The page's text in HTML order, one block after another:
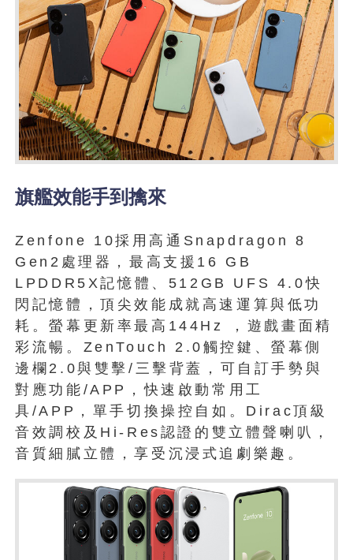
旗艦效能手到擒來
Zenfone 10採用高通Snapdragon 8
Gen2處理器，最高支援16 GB
LPDDR5X記憶體、512GB UFS 4.0快
閃記憶體，頂尖效能成就高速運算與低功
耗。螢幕更新率最高144Hz ，遊戲畫面精
彩流暢。ZenTouch 2.0觸控鍵、螢幕側
邊欄2.0與雙擊/三擊背蓋，可自訂手勢與
對應功能/APP，快速啟動常用工
具/APP，單手切換操控自如。Dirac頂級
音效調校及Hi-Res認證的雙立體聲喇叭，
音質細膩立體，享受沉浸式追劇樂趣。